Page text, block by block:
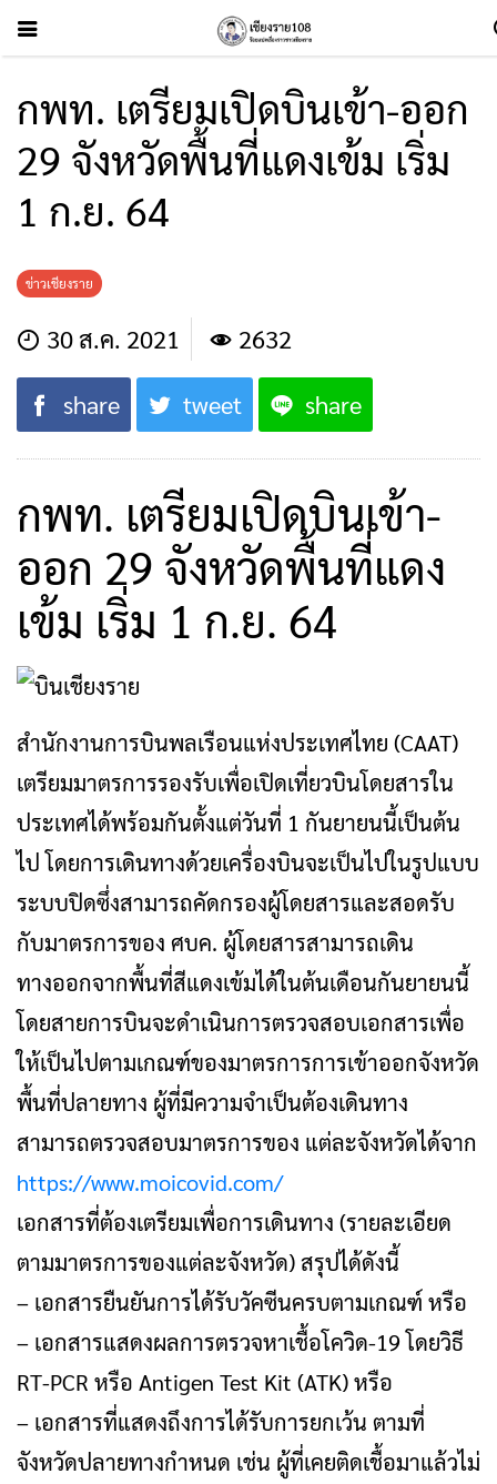
กพท. เตรียมเปิดบินเข้า-ออก
29 จังหวัดพื้นที่แดงเข้ม เริ่ม
1 ก.ย. 64
ข่าวเชียงราย
30 ส.ค. 2021 2632
share tweet share
กพท. เตรียมเปิดบินเข้า-
ออก 29 จังหวัดพื้นที่แดง
เข้ม เริ่ม 1 ก.ย. 64
สำนักงานการบินพลเรือนแห่งประเทศไทย (CAAT)
เตรียมมาตรการรองรับเพื่อเปิดเที่ยวบินโดยสารใน
ประเทศได้พร้อมกันตั้งแต่วันที่ 1 กันยายนนี้เป็นต้น
ไป โดยการเดินทางด้วยเครื่องบินจะเป็นไปในรูปแบบ
ระบบปิดซึ่งสามารถคัดกรองผู้โดยสารและสอดรับ
กับมาตรการของ ศบค. ผู้โดยสารสามารถเดิน
ทางออกจากพื้นที่สีแดงเข้มได้ในต้นเดือนกันยายนนี้
โดยสายการบินจะดำเนินการตรวจสอบเอกสารเพื่อ
ให้เป็นไปตามเกณฑ์ของมาตรการการเข้าออกจังหวัด
พื้นที่ปลายทาง ผู้ที่มีความจำเป็นต้องเดินทาง
สามารถตรวจสอบมาตรการของ แต่ละจังหวัดได้จาก
https://www.moicovid.com/
เอกสารที่ต้องเตรียมเพื่อการเดินทาง (รายละเอียด
ตามมาตรการของแต่ละจังหวัด) สรุปได้ดังนี้
– เอกสารยืนยันการได้รับวัคซีนครบตามเกณฑ์ หรือ
– เอกสารแสดงผลการตรวจหาเชื้อโควิด-19 โดยวิธี
RT-PCR หรือ Antigen Test Kit (ATK) หรือ
– เอกสารที่แสดงถึงการได้รับการยกเว้น ตามที่
จังหวัดปลายทางกำหนด เช่น ผู้ที่เคยติดเชื้อมาแล้วไม่